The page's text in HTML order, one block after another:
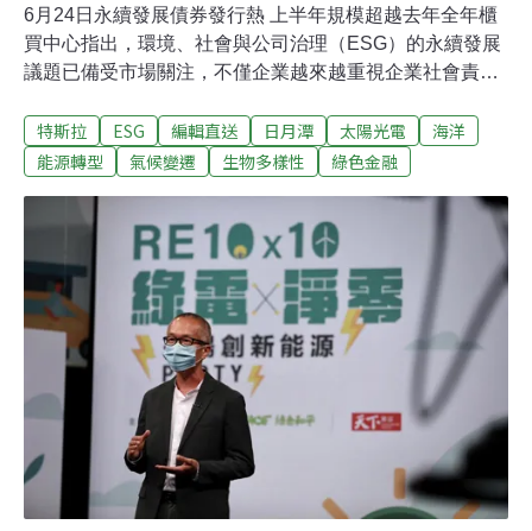
6月24日永續發展債券發行熱 上半年規模超越去年全年櫃
買中心指出，環境、社會與公司治理（ESG）的永續發展
議題已備受市場關注，不僅企業越來越重視企業社會責
量下對責任投資亦越趨熱衷，使得今年不論國內或國外發
行人，在永續發展債券的發行更形積極，截至6月25日
元，其中聯電、崑鼎、中租迪和、元大銀行及新光銀行為
首度參與發行。續至月底。（中央社報導）台電：台中電
廠現有10部燃煤機組都是特照針對外界質疑台中增氣計畫
取得特照是「走後門」，台電表示，台中電廠現有機組自
76年起便陸續取得政府核發特照，本次並非特例；呼籲中
市政府順應民意，共同努力推動台中增氣。台電表示，電
廠建設攸關全民用電、經濟民生與國家安全，用途及構造
不同於一般建築物，根據慣例，都會針對主發電及附屬發
電設施，依據建築法第98條及「內政部審
特斯拉 ESG 編輯直送 日月潭 太陽光電
海洋
能源轉型
氣候變遷 生物多樣性 綠色金融